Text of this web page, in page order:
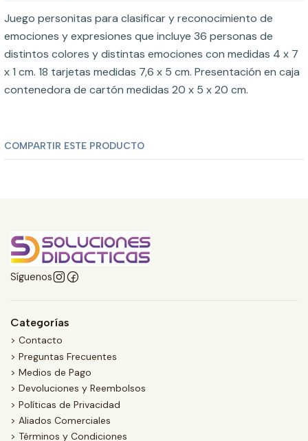
Juego personitas para clasificar y reconocimiento de
emociones y expresiones que incluye 36 personas de
distintos colores y distintas emociones con medidas 4 x 7
x 1 cm. 18 tarjetas medidas 7,6 x 5 cm. Presentación en caja
contenedora de cartón medidas 20 x 5 x 20 cm.
COMPARTIR ESTE PRODUCTO
Síguenos
Categorías
> Contacto
> Preguntas Frecuentes
> Medios de Pago
> Devoluciones y Reembolsos
> Políticas de Privacidad
> Aliados Comerciales
> Términos y Condiciones